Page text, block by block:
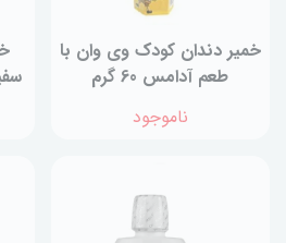
خمیر دندان کودک وی وان با
طعم آدامس 60 گرم
ناموجود